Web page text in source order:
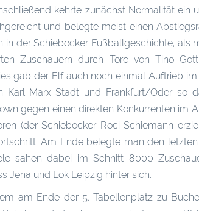
kehrte zunächst Normalität ein
und belegte meist einen
der Schiebocker Fußballgeschichte, als
Zuschauern durch Tore von Tino
gab der Elf auch noch einmal Auftrieb
Marx-Stadt und Frankfurt/Oder so
gegen einen direkten Konkurrenten im
(der Schiebocker Roci Schiemann
Am Ende belegte man den
sahen dabei im Schnitt 8000
Jena und Lok Leipzig hinter sich.
am Ende der 5. Tabellenplatz zu